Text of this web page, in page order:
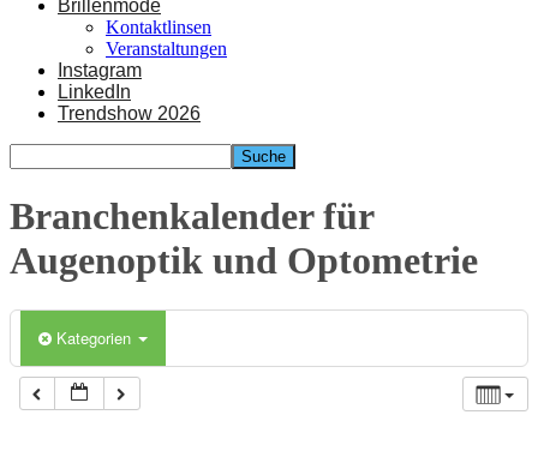
Brillenmode
Kontaktlinsen
Veranstaltungen
Instagram
LinkedIn
Trendshow 2026
Branchenkalender für
Augenoptik und Optometrie
Kategorien